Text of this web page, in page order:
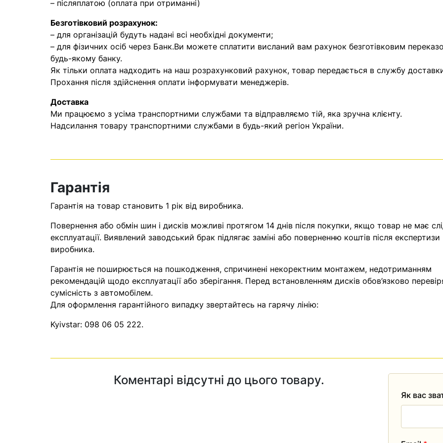
– післяплатою (оплата при отриманні)
Безготівковий розрахунок:
– для організацій будуть надані всі необхідні документи;
– для фізичних осіб через Банк.Ви можете сплатити висланий вам рахунок безготівковим
будь-якому банку.
Як тільки оплата надходить на наш розрахунковий рахунок, товар передається в службу
Прохання після здійснення оплати інформувати менеджерів.
Доставка
Ми працюємо з усіма транспортними службами та відправляємо тій, яка зручна клієнту.
Надсилання товару транспортними службами в будь-який регіон України.
Гарантія
Гарантія на товар становить 1 рік від виробника.
Повернення або обмін шин і дисків можливі протягом 14 днів після покупки, якщо товар не має
експлуатації. Виявлений заводський брак підлягає заміні або поверненню коштів після експертизи
виробника.
Гарантія не поширюється на пошкодження, спричинені некоректним монтажем, недотриманням
рекомендацій щодо експлуатації або зберігання. Перед встановленням дисків обов’язково
сумісність з автомобілем.
Для оформлення гарантійного випадку звертайтесь на гарячу лінію:
Kyivstar: 098 06 05 222.
Коментарі відсутні до цього товару.
Як вас